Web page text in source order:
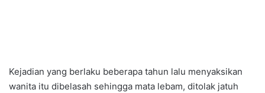
Kejadian yang berlaku beberapa tahun lalu menyaksikan
wanita itu dibelasah sehingga mata lebam, ditolak jatuh